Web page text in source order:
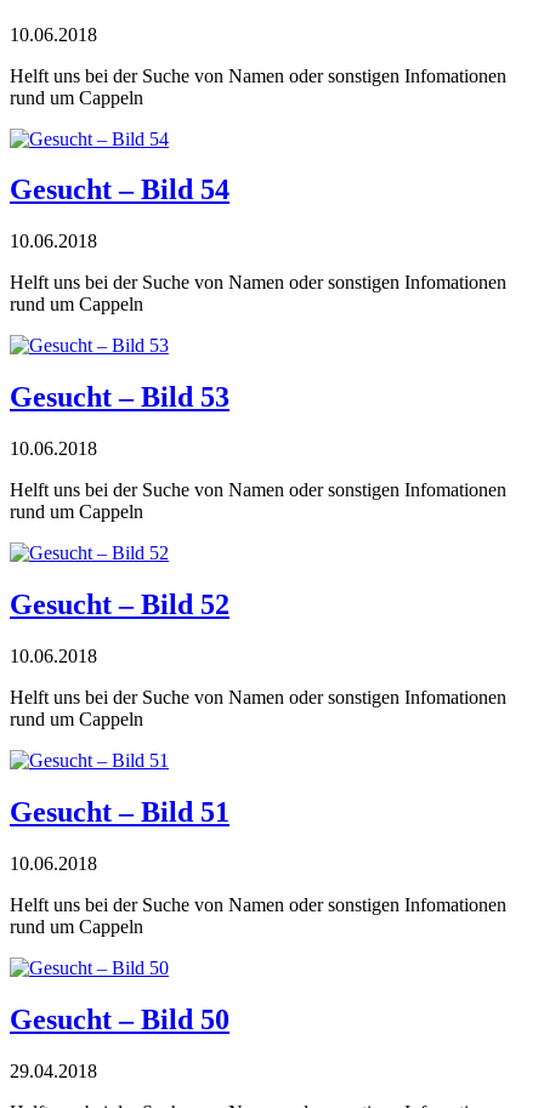
10.06.2018
Helft uns bei der Suche von Namen oder sonstigen Infomationen
rund um Cappeln
Gesucht – Bild 54
10.06.2018
Helft uns bei der Suche von Namen oder sonstigen Infomationen
rund um Cappeln
Gesucht – Bild 53
10.06.2018
Helft uns bei der Suche von Namen oder sonstigen Infomationen
rund um Cappeln
Gesucht – Bild 52
10.06.2018
Helft uns bei der Suche von Namen oder sonstigen Infomationen
rund um Cappeln
Gesucht – Bild 51
10.06.2018
Helft uns bei der Suche von Namen oder sonstigen Infomationen
rund um Cappeln
Gesucht – Bild 50
29.04.2018